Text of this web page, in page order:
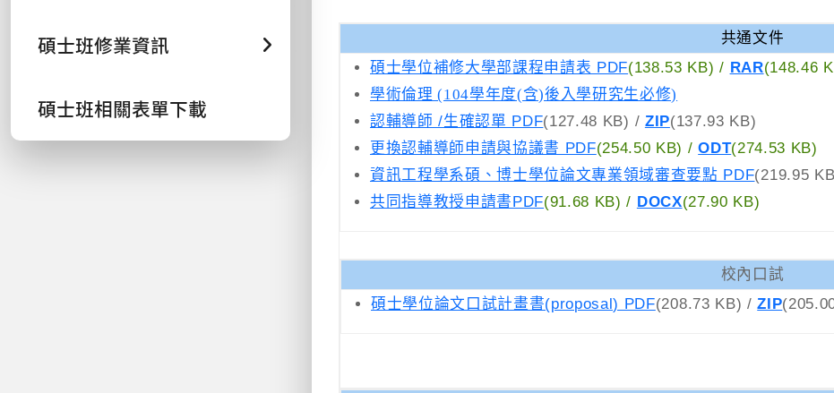
碩士班修業資訊
碩士班相關表單下載
共通文件
碩士學位補修大學部課程申請表 PDF(138.53 KB) / RAR
學術倫理 (104學年度(含)後入學研究生必修)
認輔導師 /生確認單 PDF(127.48 KB) / ZIP(137.93 KB)
更換認輔導師申請與協議書 PDF(254.50 KB) /ODT(274.53 KB)
資訊工程學系碩、博士學位論文專業領域審查要點 PDF(219.95
共同指導教授申請書PDF(91.68 KB) / DOCX(27.90 KB)
校內口試
碩士學位論文口試計畫書(proposal) PDF(208.73 KB) /ZIP